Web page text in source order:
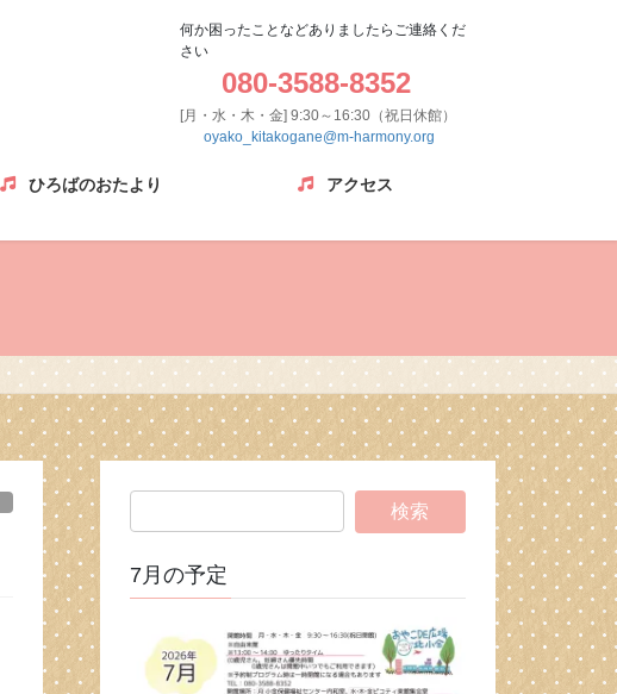
何か困ったことなどありましたらご連絡くだ
さい
080-3588-8352
[月・水・木・金] 9:30～16:30（祝日休館）
oyako_kitakogane@m-harmony.org
ひろばのおたより アクセス
7月の予定